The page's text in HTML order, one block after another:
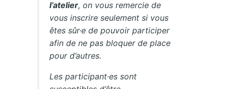
l’atelier, on vous remercie de
vous inscrire seulement si vous
êtes sûr·e de pouvoir participer
afin de ne pas bloquer de place
pour d’autres.
Les participant·es sont